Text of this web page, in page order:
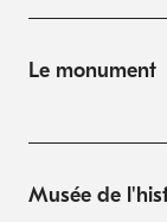
Le monument
Musée de